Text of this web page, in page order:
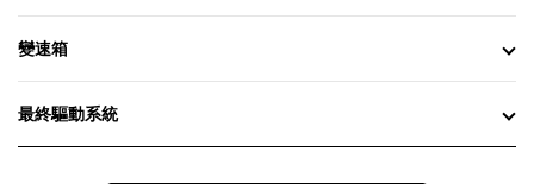
變速箱
最終驅動系統